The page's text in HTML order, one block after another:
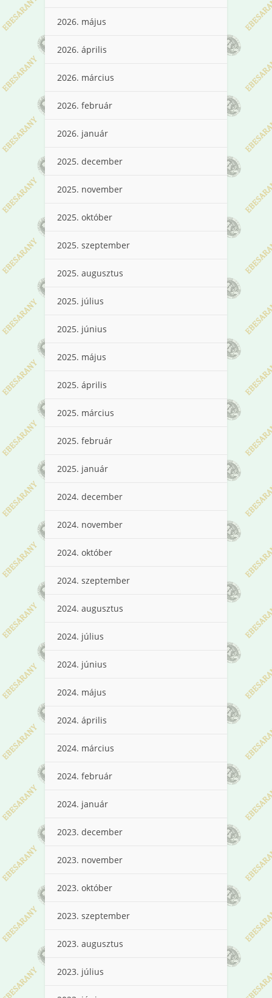
2026. május
2026. április
2026. március
2026. február
2026. január
2025. december
2025. november
2025. október
2025. szeptember
2025. augusztus
2025. július
2025. június
2025. május
2025. április
2025. március
2025. február
2025. január
2024. december
2024. november
2024. október
2024. szeptember
2024. augusztus
2024. július
2024. június
2024. május
2024. április
2024. március
2024. február
2024. január
2023. december
2023. november
2023. október
2023. szeptember
2023. augusztus
2023. július